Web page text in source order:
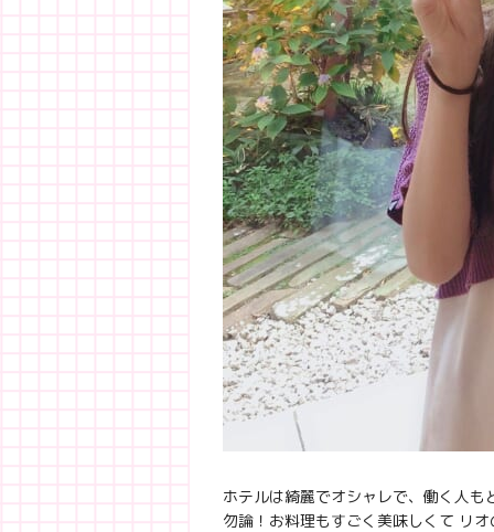
ホテルは綺麗でオシャレで、働く人
勿論！お料理もすごく美味しくて リ